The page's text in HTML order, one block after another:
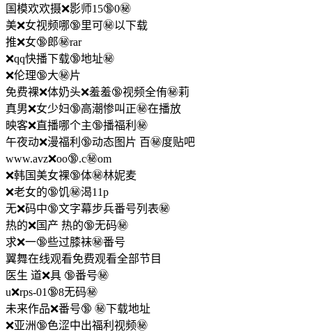
国模欢欢摄❌影师15🔞0㊙️
美❌女视频哪🔞里可㊙️以下载
推❌女🔞郎㊙️rar
❌qq快播下载🔞地址㊙️
❌伦理🔞大㊙️片
免费裸❌体奶头❌羞羞🔞视频全侑㊙️莉
真男❌女少妇🔞高潮惨叫正㊙️在播放
映客❌直播哪个主🔞播福利㊙️
午夜动❌漫福利🔞动态图片 百㊙️度贴吧
www.avz❌oo🔞.c㊙️om
❌韩国美女裸🔞体㊙️林妮麦
❌老女的🔞饥㊙️渴11p
无❌码中🔞文字幕步兵番号列表㊙️
热的❌国产 热的🔞无码㊙️
求❌一🔞些过膝袜㊙️番号
翼舞在线观看免费观看全部节目
医生 道❌具 🔞番号㊙️
u❌rps-01🔞8无码㊙️
未来作品❌番号🔞 ㊙️下载地址
❌亚洲🔞色涩中出福利视频㊙️